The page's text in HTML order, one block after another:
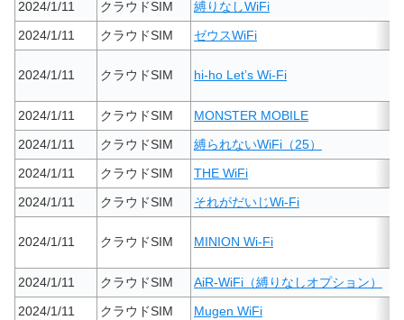
2024/1/11 クラウドSIM
縛りなしWiFi
2024/1/11
クラウドSIM ゼウスWiFi
2024/1/11 クラウドSIM hi-ho Let’s Wi-Fi
2024/1/11 クラウドSIM
MONSTER MOBILE
2024/1/11
クラウドSIM
縛られないWiFi（25）
2024/1/11
クラウドSIM
THE WiFi
2024/1/11
クラウドSIM それがだいじWi-Fi
2024/1/11 クラウドSIM MINION Wi-Fi
2024/1/11 クラウドSIM
AiR-WiFi（縛りなしオプション）
2024/1/11
クラウドSIM
Mugen WiFi